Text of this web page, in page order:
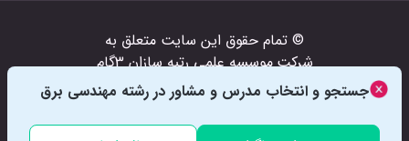
© تمام حقوق اين سايت متعلق به
شرکت‌موسسه علمی رتبه سازان 3گام
است
جستجو و انتخاب مدرس و مشاور در رشته مهندسی برق